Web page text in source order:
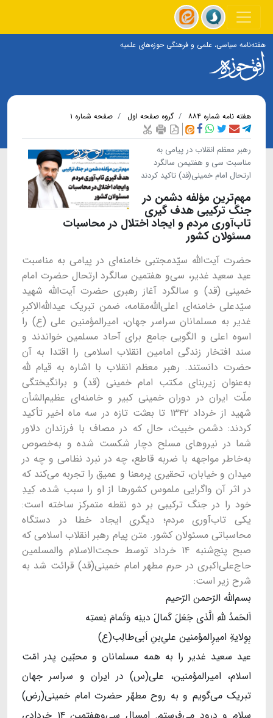
هفته‌نامه سیاسی، علمی و فرهنگی حوزه‌های علمیه
هفته نامه شماره ۸۸۴ گروه صفحه اول صفحه شماره ۱
رهبر معظم انقلاب در پیامی به
مناسبت سی و هفتیمن سالگرد
ارتحال امام خمینی(قد) تاکید کردند
مهم‌ترین مؤلفه دشمن در
جنگ ترکیبی هدف گیری
تاب‌آوری مردم و ایجاد اختلال در محاسبات
مسئولان کشور
حضرت آیت‌الله سیّدمجتبی خامنه‌ای در پیامی به مناسبت
عید سعید غدیر، سی‌و هفتمین سالگرد ارتحال حضرت امام
خمینی (قد) و سالگرد آغاز رهبری حضرت آیت‌الله شهید
سیّدعلی خامنه‌ای اعلی‌الله‌مقامه، ضمن تبریک عیدالله‌الاکبرِ
غدیر به مسلمانان سراسر جهان، امیرالمؤمنین علی (ع) را
اسوه‌ اعلی و الگویی جامع برای آحاد مسلمین خواندند و
سند افتخار زندگی امامین انقلاب اسلامی را اقتدا به آن
حضرت دانستند. رهبر معظم انقلاب با اشاره به قیام لله
به‌عنوان زیربنای مکتب امام خمینی (قد) و برانگیختگی
ملّت ایران در دوران خمینی کبیر و خامنه‌ای عظیم‌الشأن
شهید از خرداد ۱۳۴۲ تا بعثت تازه در سه ماه اخیر تأکید
کردند: دشمن خبیث، حال که در مصاف با فرزندان دلاور
شما در نیروهای مسلح دچار شکست شده و به‌خصوص
به‌خاطر مواجهه با ضربه‌ قاطع، چه در نبرد نظامی و چه در
میدان و خیابان، تحقیری پرمعنا و عمیق را تجربه می‌کند که
در اثر آن واگرایی ملموس کشورها از او را سبب شده، کِیدِ
خود را در جنگ ترکیبی بر دو نقطه متمرکز ساخته است:
یکی تاب‌آوری مردم؛ دیگری ایجاد خطا در دستگاه
محاسباتی مسئولان کشور. متن پیام رهبر انقلاب اسلامی که
صبح پنج‌شنبه ۱۴ خرداد توسط حجت‌الاسلام والمسلمین
حاج‌علی‌اکبری در حرم مطهر امام خمینی(قد) قرائت شد به
شرح زیر است:
بسم‌الله الرّحمن الرّحیم
اَلحَمدُ للهِ الَّذی جَعَلَ کَمالَ دینِه وَتَمامَ نِعمتِه
بِوِلایةِ امیرِالمؤمنین علیِ‌بنِ اَبی‌طالِب(ع)
عید سعید غدیر را به همه‌ مسلمانان و محبّین پدر امّت
اسلام، امیرالمؤمنین، علی(س) در ایران و سراسر جهان
تبریک می‌گویم و به روح مطهّر حضرت امام خمینی(رض)